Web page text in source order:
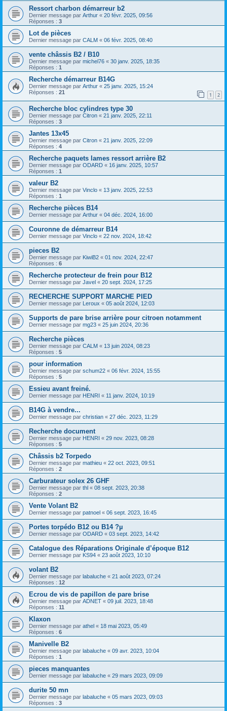
Ressort charbon démarreur b2
Dernier message par Arthur « 20 févr. 2025, 09:56
Réponses : 3
Lot de pièces
Dernier message par CALM « 06 févr. 2025, 08:40
vente châssis B2 / B10
Dernier message par michel76 « 30 janv. 2025, 18:35
Réponses : 1
Recherche démarreur B14G
Dernier message par Arthur « 25 janv. 2025, 15:24
Réponses : 21 1 2
Recherche bloc cylindres type 30
Dernier message par Citron « 21 janv. 2025, 22:11
Réponses : 3
Jantes 13x45
Dernier message par Citron « 21 janv. 2025, 22:09
Réponses : 4
Recherche paquets lames ressort arrière B2
Dernier message par ODARD « 16 janv. 2025, 10:57
Réponses : 1
valeur B2
Dernier message par Vinclo « 13 janv. 2025, 22:53
Réponses : 1
Recherche pièces B14
Dernier message par Arthur « 04 déc. 2024, 16:00
Couronne de démarreur B14
Dernier message par Vinclo « 22 nov. 2024, 18:42
pieces B2
Dernier message par KiwiB2 « 01 nov. 2024, 22:47
Réponses : 6
Recherche protecteur de frein pour B12
Dernier message par Javel « 20 sept. 2024, 17:25
RECHERCHE SUPPORT MARCHE PIED
Dernier message par Leroux « 05 août 2024, 12:03
Supports de pare brise arrière pour citroen notamment
Dernier message par mg23 « 25 juin 2024, 20:36
Recherche pièces
Dernier message par CALM « 13 juin 2024, 08:23
Réponses : 5
pour information
Dernier message par schum22 « 06 févr. 2024, 15:55
Réponses : 5
Essieu avant freiné.
Dernier message par HENRI « 11 janv. 2024, 10:19
B14G à vendre...
Dernier message par christian « 27 déc. 2023, 11:29
Recherche document
Dernier message par HENRI « 29 nov. 2023, 08:28
Réponses : 5
Châssis b2 Torpedo
Dernier message par mathieu « 22 oct. 2023, 09:51
Réponses : 2
Carburateur solex 26 GHF
Dernier message par thl « 08 sept. 2023, 20:38
Réponses : 2
Vente Volant B2
Dernier message par patnoel « 06 sept. 2023, 16:45
Portes torpédo B12 ou B14 ?µ
Dernier message par ODARD « 03 sept. 2023, 14:42
Catalogue des Réparations Originale d’époque B12
Dernier message par KS94 « 23 août 2023, 10:10
volant B2
Dernier message par labaluche « 21 août 2023, 07:24
Réponses : 12
Ecrou de vis de papillon de pare brise
Dernier message par ADNET « 09 juil. 2023, 18:48
Réponses : 11
Klaxon
Dernier message par athel « 18 mai 2023, 05:49
Réponses : 6
Manivelle B2
Dernier message par labaluche « 09 avr. 2023, 10:04
Réponses : 1
pieces manquantes
Dernier message par labaluche « 29 mars 2023, 09:09
durite 50 mn
Dernier message par labaluche « 05 mars 2023, 09:03
Réponses : 3